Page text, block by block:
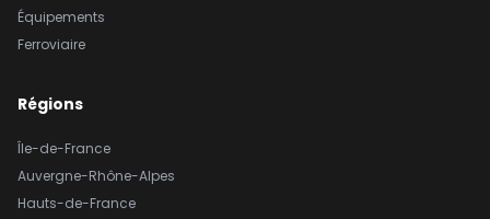
Équipements
Ferroviaire
Régions
Île-de-France
Auvergne-Rhône-Alpes
Hauts-de-France